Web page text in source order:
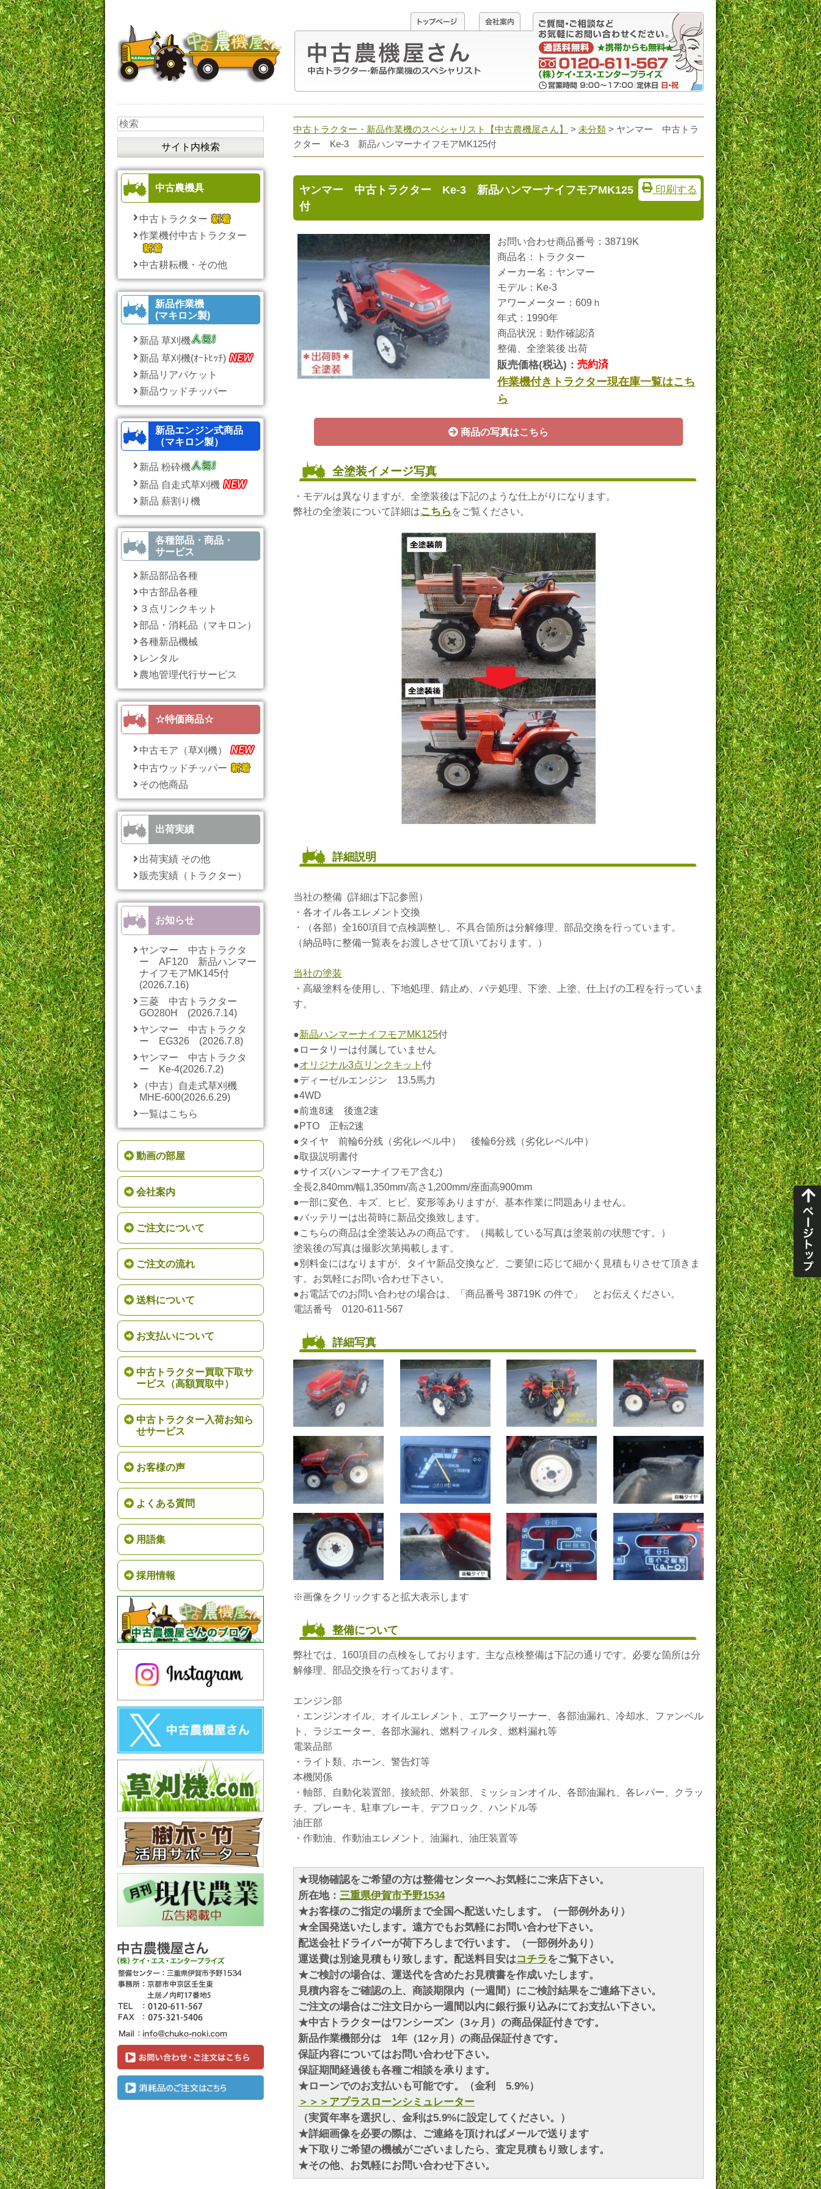
中古農機具
中古トラクター
作業機付中古トラクター
中古耕耘機・その他
新品作業機
(マキロン製)
新品 草刈機
新品 草刈機(ｵｰﾄﾋｯﾁ)
新品リアバケット
新品ウッドチッパー
新品エンジン式商品
（マキロン製）
新品 粉砕機
新品 自走式草刈機
新品 薪割り機
各種部品・商品・
サービス
新品部品各種
中古部品各種
３点リンクキット
部品・消耗品（マキロン）
各種新品機械
レンタル
農地管理代行サービス
☆特価商品☆
中古モア（草刈機）
中古ウッドチッパー
その他商品
出荷実績
出荷実績 その他
販売実績（トラクター）
お知らせ
ヤンマー 中古トラクタ
ー AF120 新品ハンマー
ナイフモアMK145付
(2026.7.16)
三菱 中古トラクター
GO280H (2026.7.14)
ヤンマー 中古トラクタ
ー EG326 (2026.7.8)
ヤンマー 中古トラクタ
ー Ke-4(2026.7.2)
（中古）自走式草刈機
MHE-600(2026.6.29)
一覧はこちら
動画の部屋
会社案内
ご注文について
ご注文の流れ
送料について
お支払いについて
中古トラクター買取下取サ
ービス（高額買取中）
中古トラクター入荷お知ら
せサービス
お客様の声
よくある質問
用語集
採用情報
中古トラクター・新品作業機のスペシャリスト【中古農機屋さん】 > 未分類 > ヤンマー 中古トラ
クター Ke-3 新品ハンマーナイフモアMK125付
ヤンマー 中古トラクター Ke-3 新品ハンマーナイフモアMK125
付
印刷する
お問い合わせ商品番号：38719K
商品名：トラクター
メーカー名：ヤンマー
モデル：Ke-3
アワーメーター：609ｈ
年式：1990年
商品状況：動作確認済
整備、全塗装後 出荷
販売価格(税込)： 売約済
作業機付きトラクター現在庫一覧はこち
ら
商品の写真はこちら
全塗装イメージ写真
・モデルは異なりますが、全塗装後は下記のような仕上がりになります。
弊社の全塗装について詳細はこちら をご覧ください。
詳細説明
当社の整備 (詳細は下記参照）
・各オイル各エレメント交換
・（各部）全160項目で点検調整し、不具合箇所は分解修理、部品交換を行っています。
（納品時に整備一覧表をお渡しさせて頂いております。）
当社の塗装
・高級塗料を使用し、下地処理、錆止め、パテ処理、下塗、上塗、仕上げの工程を行っていま
す。
●新品ハンマーナイフモアMK125付
●ロータリーは付属していません
●オリジナル3点リンクキット 付
●ディーゼルエンジン 13.5馬力
●4WD
●前進8速 後進2速
●PTO 正転2速
●タイヤ 前輪6分残（劣化レベル中） 後輪6分残（劣化レベル中）
●取扱説明書付
●サイズ(ハンマーナイフモア含む)
全長2,840mm/幅1,350mm/高さ1,200mm/座面高900mm
●一部に変色、キズ、ヒビ、変形等ありますが、基本作業に問題ありません。
●バッテリーは出荷時に新品交換致します。
●こちらの商品は全塗装込みの商品です。（掲載している写真は塗装前の状態です。）
塗装後の写真は撮影次第掲載します。
●別料金にはなりますが、タイヤ新品交換など、ご要望に応じて細かく見積もりさせて頂きま
す。お気軽にお問い合わせ下さい。
●お電話でのお問い合わせの場合は、「商品番号 38719K の件で」 とお伝えください。
電話番号 0120-611-567
詳細写真
※画像をクリックすると拡大表示します
整備について
弊社では、160項目の点検をしております。主な点検整備は下記の通りです。必要な箇所は分
解修理、部品交換を行っております。
エンジン部
・エンジンオイル、オイルエレメント、エアークリーナー、各部油漏れ、冷却水、ファンベル
ト、ラジエーター、各部水漏れ、燃料フィルタ、燃料漏れ等
電装品部
・ライト類、ホーン、警告灯等
本機関係
・軸部、自動化装置部、接続部、外装部、ミッションオイル、各部油漏れ、各レバー、クラッ
チ、ブレーキ、駐車ブレーキ、デフロック、ハンドル等
油圧部
・作動油、作動油エレメント、油漏れ、油圧装置等
★現物確認をご希望の方は整備センターへお気軽にご来店下さい。
所在地： 三重県伊賀市予野1534
★お客様のご指定の場所まで全国へ配送いたします。（一部例外あり）
★全国発送いたします。遠方でもお気軽にお問い合わせ下さい。
配送会社ドライバーが荷下ろしまで行います。（一部例外あり）
運送費は別途見積もり致します。配送料目安はコチラをご覧下さい。
★ご検討の場合は、運送代を含めたお見積書を作成いたします。
見積内容をご確認の上、商談期限内（一週間）にご検討結果をご連絡下さい。
ご注文の場合はご注文日から一週間以内に銀行振り込みにてお支払い下さい。
★中古トラクターはワンシーズン（3ヶ月）の商品保証付きです。
新品作業機部分は 1年（12ヶ月）の商品保証付きです。
保証内容についてはお問い合わせ下さい。
保証期間経過後も各種ご相談を承ります。
★ローンでのお支払いも可能です。（金利 5.9%）
＞＞＞アプラスローンシミュレーター
（実質年率を選択し、金利は5.9%に設定してください。）
★詳細画像を必要の際は、ご連絡を頂ければメールで送ります
★下取りご希望の機械がございましたら、査定見積もり致します。
★その他、お気軽にお問い合わせ下さい。